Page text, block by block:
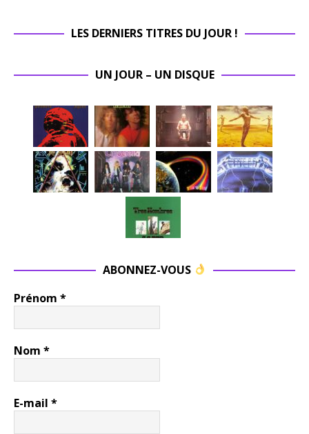
LES DERNIERS TITRES DU JOUR !
UN JOUR – UN DISQUE
ABONNEZ-VOUS
Prénom *
Nom *
E-mail *